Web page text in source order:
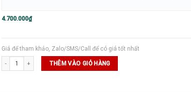
4.700.000₫
Giá để tham khảo, Zalo/SMS/Call để có giá tốt nhất
Vợt Pickleball Six Zero DB Diamond Control 16mm - Xanh/Gold số lượng
THÊM VÀO GIỎ HÀNG